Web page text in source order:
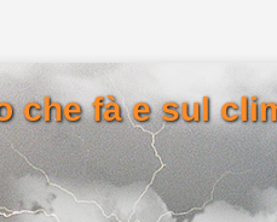
che fà e sul